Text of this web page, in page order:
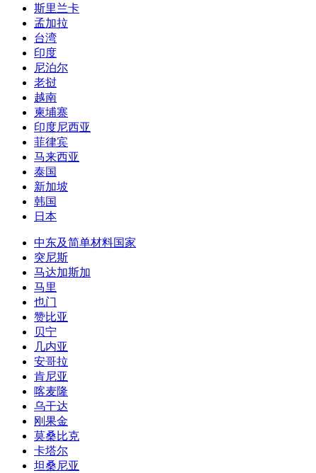
斯里兰卡
孟加拉
台湾
印度
尼泊尔
老挝
越南
柬埔寨
印度尼西亚
菲律宾
马来西亚
泰国
新加坡
韩国
日本
中东及简单材料国家
突尼斯
马达加斯加
马里
也门
赞比亚
贝宁
几内亚
安哥拉
肯尼亚
喀麦隆
乌干达
刚果金
莫桑比克
卡塔尔
坦桑尼亚